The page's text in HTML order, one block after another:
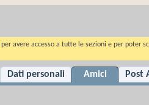
per avere accesso a tutte le sezioni e per poter
Dati personali Amici Post